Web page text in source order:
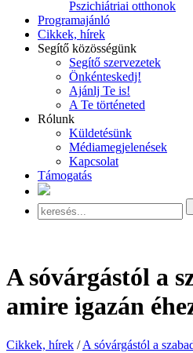
Pszichiátriai otthonok
Programajánló
Cikkek, hírek
Segítő közösségünk
Segítő szervezetek
Önkénteskedj!
Ajánlj Te is!
A Te történeted
Rólunk
Küldetésünk
Médiamegjelenések
Kapcsolat
Támogatás
A sóvárgástól a
amire igazán
Cikkek, hírek /A sóvárgástól a